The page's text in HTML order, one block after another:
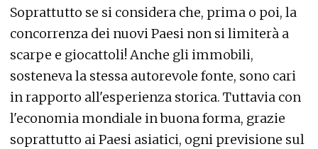
Soprattutto se si considera che, prima o poi, la
concorrenza dei nuovi Paesi non si limiterà a
scarpe e giocattoli! Anche gli immobili,
sosteneva la stessa autorevole fonte, sono cari
in rapporto all'esperienza storica. Tuttavia con
l'economia mondiale in buona forma, grazie
soprattutto ai Paesi asiatici, ogni previsione sul